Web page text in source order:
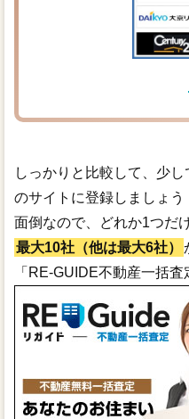
しっかりと比較して、少
のサイトに登録しましょう
面倒なので、どれか1つだ
最大10社（他は最大6社）
「RE-GUIDE不動産一括査